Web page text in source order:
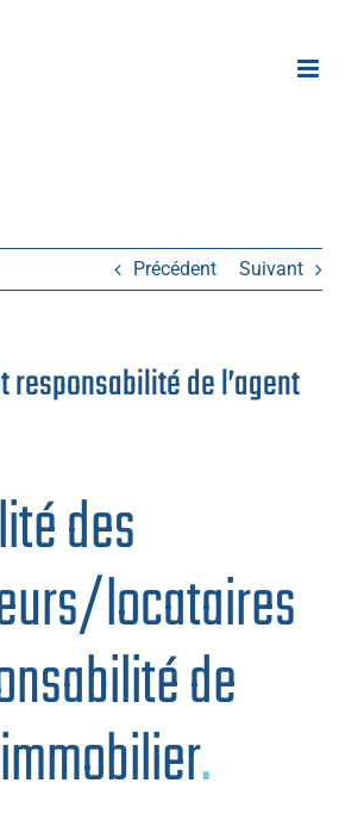
Précédent Suivant
responsabilité de l’agent
des
locataires
de
.